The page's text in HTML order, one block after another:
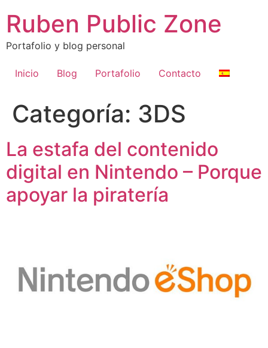
contenido
Ruben Public Zone
Portafolio y blog personal
Inicio Blog Portafolio Contacto
Categoría: 3DS
La estafa del contenido
digital en Nintendo – Porque
apoyar la piratería